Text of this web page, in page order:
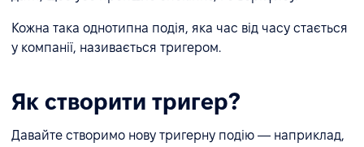
Кожна така однотипна подія, яка час від часу стається
у компанії, називається тригером.
Як створити тригер?
Давайте створимо нову тригерну подію — наприклад,